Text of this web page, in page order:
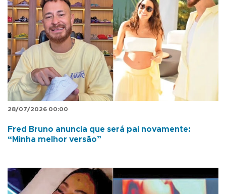
28/07/2026 00:00
Fred Bruno anuncia que será pai novamente:
“Minha melhor versão”